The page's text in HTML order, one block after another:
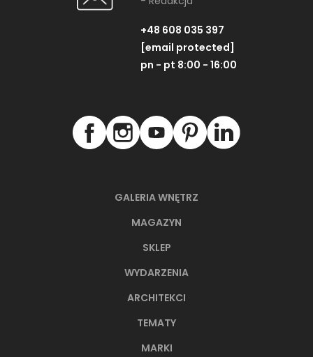
GALERIA WNĘTRZ
MAGAZYN
SKLEP
WYDARZENIA
ARCHITEKCI
TEMATY
MARKI
+48 608 035 397
[email protected]
pn - pt 8:00 - 16:00